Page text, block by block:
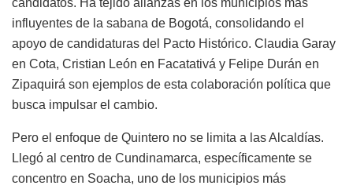
influyentes de la sabana de Bogotá, consolidando el
apoyo de candidaturas del Pacto Histórico. Claudia Garay
en Cota, Cristian León en Facatativá y Felipe Durán en
Zipaquirá son ejemplos de esta colaboración política que
busca impulsar el cambio.
Pero el enfoque de Quintero no se limita a las Alcaldías.
Llegó al centro de Cundinamarca, específicamente se
concentro en Soacha, uno de los municipios más